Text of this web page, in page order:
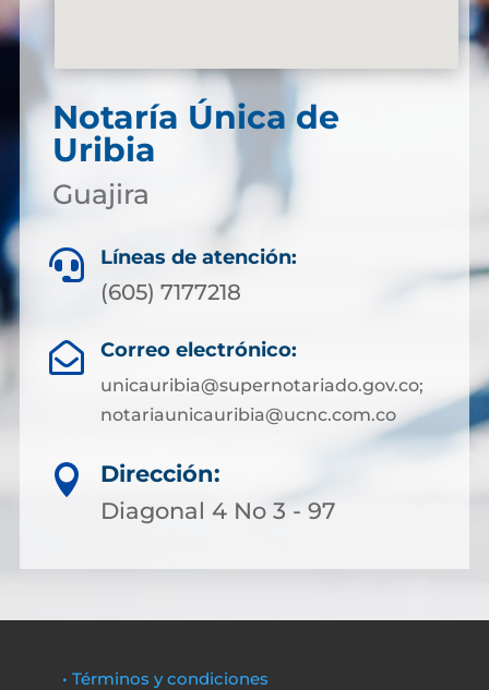
Notaría Única de
Uribia
Guajira
 Líneas de atención:
(605) 7177218
 Correo electrónico:
unicauribia@supernotariado.gov.co;
notariaunicauribia@ucnc.com.co

Dirección:
Diagonal 4 No 3 - 97
• Términos y condiciones